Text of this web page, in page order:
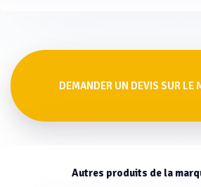
DEMANDER UN DEVIS SUR LE
Autres produits de la